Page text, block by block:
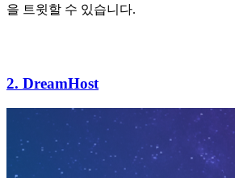
을 트윗할 수 있습니다.
2. DreamHost